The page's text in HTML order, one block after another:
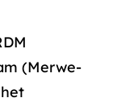
(Merwe-